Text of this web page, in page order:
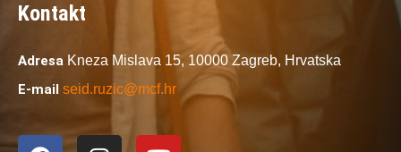
Kontakt
Adresa Kneza Mislava 15, 10000 Zagreb, Hrvatska
E-mail seid.ruzic@mcf.hr